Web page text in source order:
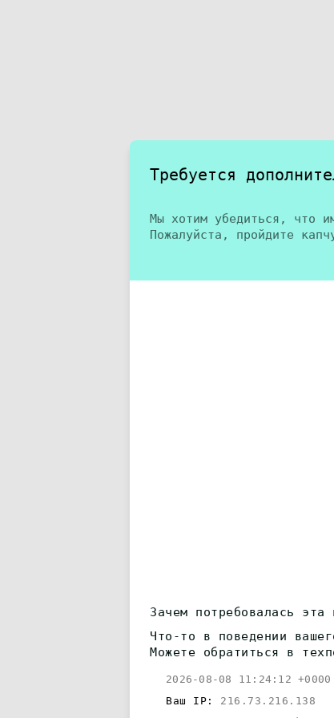
Требуется
Мы хотим убедиться, что
Пожалуйста, пройдите
Зачем потребовалась эта
Что-то в поведении
Можете обратиться в
2026-08-08 11:24:12 +0000
Ваш IP: 216.73.216.138